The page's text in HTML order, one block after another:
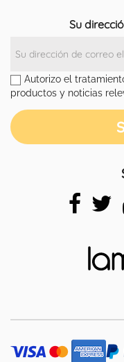
Su
Autorizo el
productos y noticias